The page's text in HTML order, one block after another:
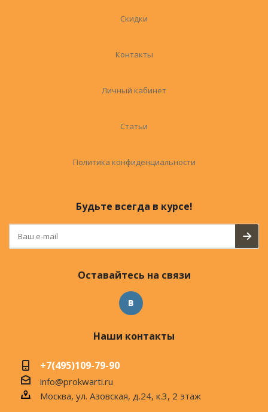
Скидки
Контакты
Личный кабинет
Статьи
Политика конфиденциальности
Будьте всегда в курсе!
Оставайтесь на связи
Наши контакты
+7(495)109-79-90
info@prokwarti.ru
Москва, ул. Азовская, д.24, к.3, 2 этаж